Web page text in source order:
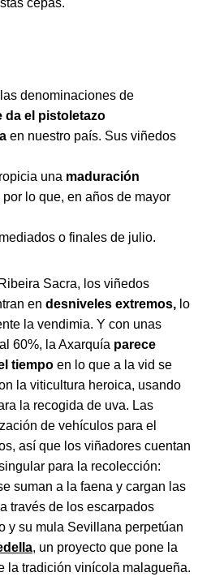
denominaciones de
da el pistoletazo
en nuestro país. Sus viñedos
una maduración
lo que, en años de mayor
o finales de julio.
Sacra, los viñedos
en desniveles extremos, lo
la vendimia. Y con unas
60%, la Axarquía parece
tiempo en lo que a la vid se
la viticultura heroica, usando
la recogida de uva. Las
de vehículos para el
así que los viñadores cuentan
para la recolección:
suman a la faena y cargan las
través de los escarpados
y su mula Sevillana perpetúan
, un proyecto que pone la
la tradición vinícola malagueña.